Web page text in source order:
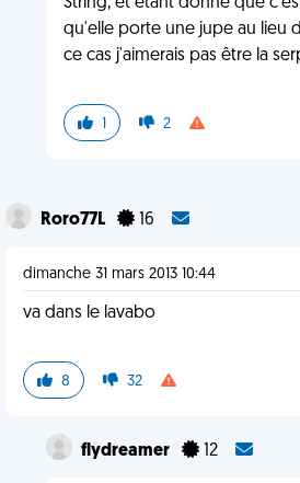
qu'elle porte une jupe au lieu
ce cas j'aimerais pas être la
1 2
Roro77L 16
dimanche 31 mars 2013 10:44
va dans le lavabo
8 32
flydreamer 12